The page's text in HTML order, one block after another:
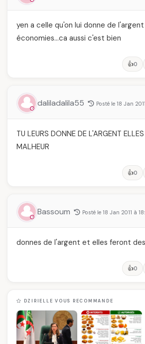
yen a celle qu'on lui donne de
économies…ca aussi c'est bien
👍0
daliladalila55 Posté le 18 Jan
TU LEURS DONNE DE L'ARGENT
MALHEUR
👍0
Bassoum Posté le 18 Jan 2011 à
donnes de l'argent et elles feront
👍0
DZIRIELLE VOUS RECOMMANDE